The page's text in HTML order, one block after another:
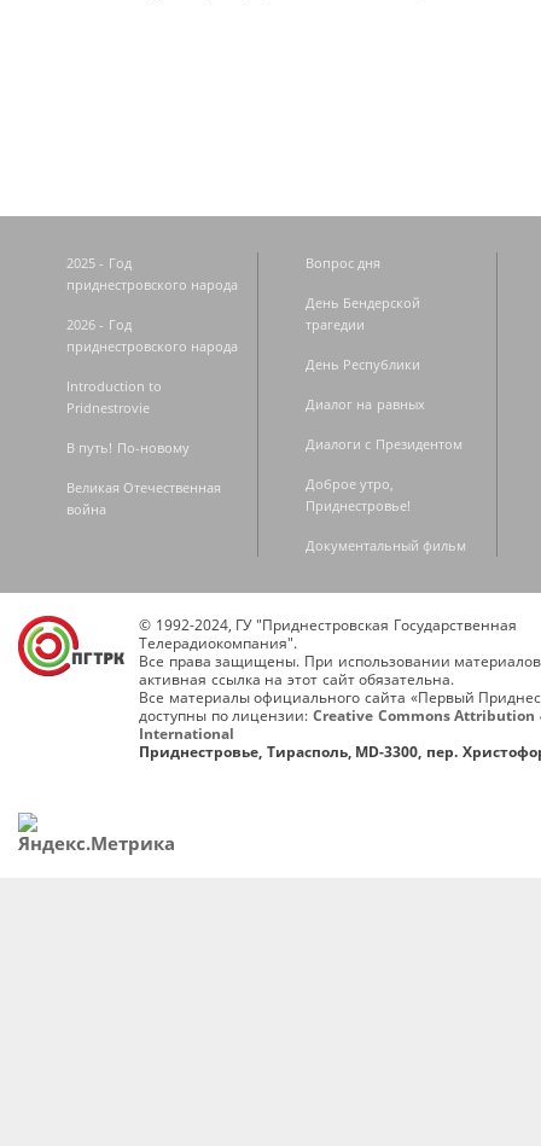
2025 - Год
приднестровского народа
2026 - Год
приднестровского народа
Introduction to
Pridnestrovie
В путь! По-новому
Великая Отечественная
война
Вопрос дня
День Бендерской
трагедии
День Республики
Диалог на равных
Диалоги с Президентом
Доброе утро,
Приднестровье!
Документальный фильм
© 1992-2024, ГУ "Приднестровская Государственная
Телерадиокомпания".
Все права защищены. При использовании
активная ссылка на этот сайт обязательна.
Все материалы официального сайта «Первый
доступны по лицензии: Creative Commons Attribution
International
Приднестровье, Тирасполь, MD-3300, пер.